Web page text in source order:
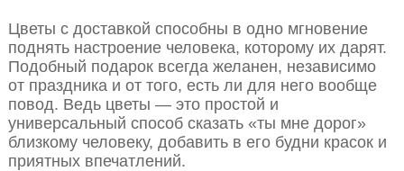
Цветы с доставкой способны в одно мгновение
поднять настроение человека, которому их дарят.
Подобный подарок всегда желанен, независимо
от праздника и от того, есть ли для него вообще
повод. Ведь цветы — это простой и
универсальный способ сказать «ты мне дорог»
близкому человеку, добавить в его будни красок и
приятных впечатлений.